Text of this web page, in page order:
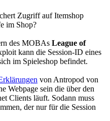
im Shop?
des MOBAs League of
kann die Session-ID eines
im Spieleshop befindet.
von Antropod von
Webpage sein die über den
Clients läuft. Sodann muss
der nur für die Session